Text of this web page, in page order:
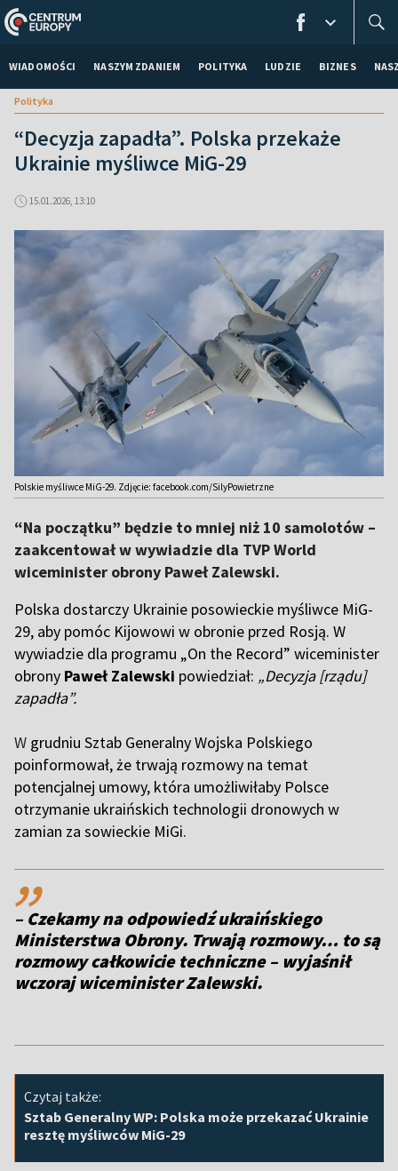
WIADOMOŚCI NASZYM ZDANIEM POLITYKA LUDZIE BIZNES
Polityka
“Decyzja zapadła”. Polska przekaże
Ukrainie myśliwce MiG-29
15.01.2026, 13:10
Polskie myśliwce MiG-29. Zdjęcie: facebook.com/SilyPowietrzne
“Na początku” będzie to mniej niż 10 samolotów –
zaakcentował w wywiadzie dla TVP World
wiceminister obrony Paweł Zalewski.
Polska dostarczy Ukrainie posowieckie myśliwce MiG-
29, aby pomóc Kijowowi w obronie przed Rosją. W
wywiadzie dla programu „On the Record” wiceminister
obrony Paweł Zalewski powiedział: „Decyzja [rządu]
zapadła”.
W grudniu Sztab Generalny Wojska Polskiego
poinformował, że trwają rozmowy na temat
potencjalnej umowy, która umożliwiłaby Polsce
otrzymanie ukraińskich technologii dronowych w
zamian za sowieckie MiGi.
,,
– Czekamy na odpowiedź ukraińskiego
Ministerstwa Obrony. Trwają rozmowy… to są
rozmowy całkowicie techniczne– wyjaśnił
wczoraj wiceminister Zalewski.
Czytaj także:
Sztab Generalny WP: Polska może przekazać Ukrainie
resztę myśliwców MiG-29